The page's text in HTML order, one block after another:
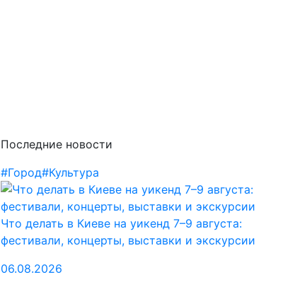
Последние новости
#Город#Культура
Что делать в Киеве на уикенд 7–9 августа:
фестивали, концерты, выставки и экскурсии
06.08.2026